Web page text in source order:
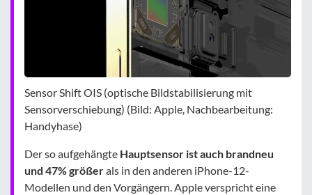
Sensor Shift OIS (optische Bildstabilisierung mit
Sensorverschiebung) (Bild: Apple, Nachbearbeitung:
Handyhase)
Der so aufgehängte Hauptsensor ist auch brandneu
und 47% größerals in den anderen iPhone-12-
Modellen und den Vorgängern. Apple verspricht eine